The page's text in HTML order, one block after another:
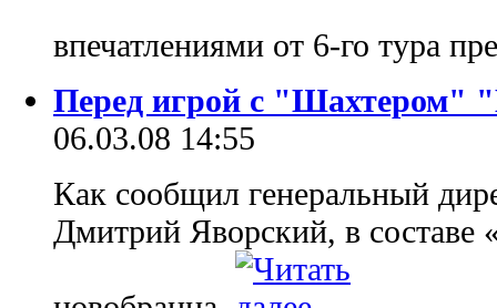
впечатлениями от 6-го тура
Перед игрой с "Шахтером"
06.03.08 14:55
Как сообщил генеральный
Дмитрий Яворский, в составе